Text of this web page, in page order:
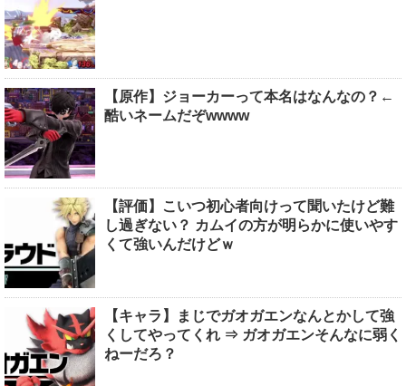
【原作】ジョーカーって本名はなんなの？←
酷いネームだぞwwww
【評価】こいつ初心者向けって聞いたけど難
し過ぎない？ カムイの方が明らかに使いやす
くて強いんだけどｗ
【キャラ】まじでガオガエンなんとかして強
くしてやってくれ ⇒ ガオガエンそんなに弱く
ねーだろ？